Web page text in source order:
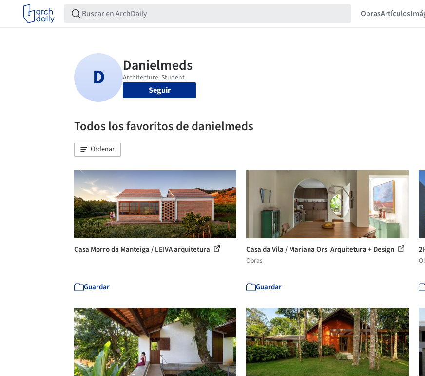
ObrasArtículos
Seguir
Todos los favoritos de danielmeds
Ordenar
Casa Morro da Manteiga / LEIVA arquitetura
Guardar
Casa da Vila / Mariana Orsi Arquitetura + Design
Obras
Guardar